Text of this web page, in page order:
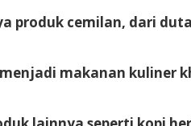
produk cemilan, dari
makanan kuliner